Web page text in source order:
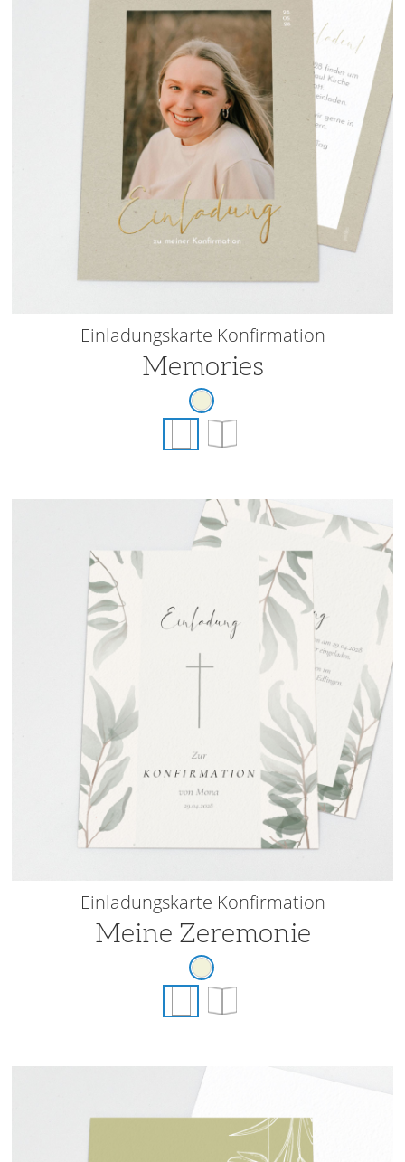
Einladungskarte Konfirmation
Memories
Einladungskarte Konfirmation
Meine Zeremonie